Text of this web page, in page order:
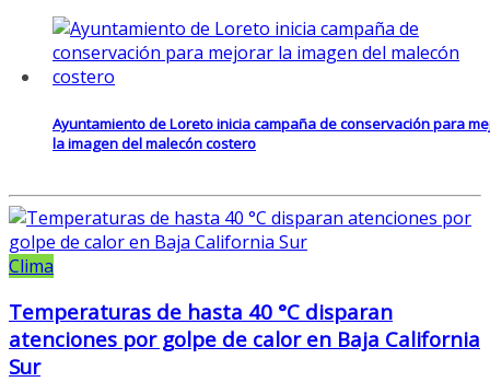
Ayuntamiento de Loreto inicia campaña de conservación para
la imagen del malecón costero
Clima
Temperaturas de hasta 40 °C disparan
atenciones por golpe de calor en Baja California
Sur